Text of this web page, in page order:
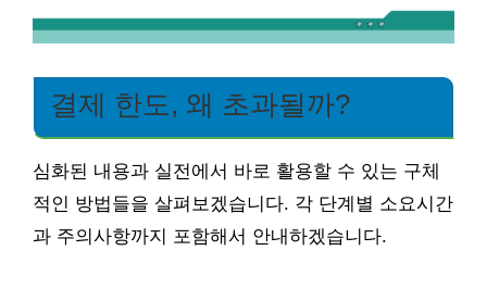
결제 한도, 왜 초과될까?
심화된 내용과 실전에서 바로 활용할 수 있는 구체
적인 방법들을 살펴보겠습니다. 각 단계별 소요시간
과 주의사항까지 포함해서 안내하겠습니다.